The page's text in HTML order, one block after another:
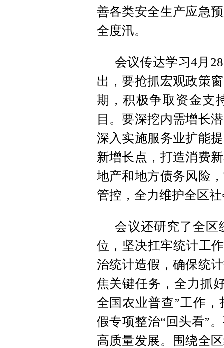
善各类安全生产应急
全度汛。
会议传达学习4月
出，要抢抓宏观政策
期，积极争取资金支
目。要深挖内需增长
深入实施服务业扩能
新增长点，打造消费
地产和地方债务风险
管控，全力维护全区
会议还研究了全区
位，坚决扛牢统计工
治统计造假，确保统
焦关键任务，全力抓
全国农业普查”工作
假专项整治“回头看”
高质量发展。围绕全